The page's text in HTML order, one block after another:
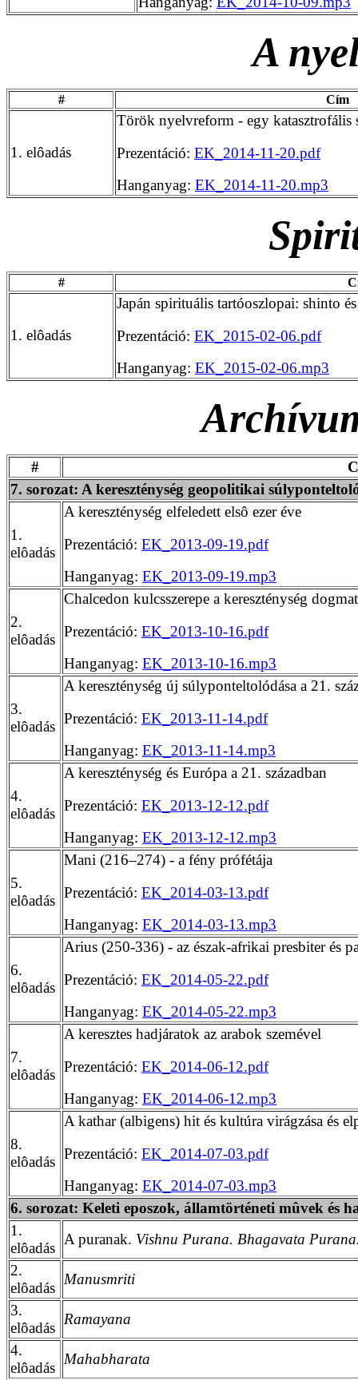
A
# Cím
1. elôadás
Török nyelvreform - egy katasztrofális
Prezentáció: EK_2014-11-20.pdf
Hanganyag: EK_2014-11-20.mp3
#
1. elôadás
Japán spirituális tartóoszlopai: shinto
Prezentáció: EK_2015-02-06.pdf
Hanganyag: EK_2015-02-06.mp3
#
7. sorozat: A kereszténység geopolitikai
1.
elôadás
A kereszténység elfeledett elsô ezer éve
Prezentáció: EK_2013-09-19.pdf
Hanganyag: EK_2013-09-19.mp3
2.
elôadás
Chalcedon kulcsszerepe a kereszténység
Prezentáció: EK_2013-10-16.pdf
Hanganyag: EK_2013-10-16.mp3
3.
elôadás
A kereszténység új súlyponteltolódása a 21.
Prezentáció: EK_2013-11-14.pdf
Hanganyag: EK_2013-11-14.mp3
4.
elôadás
A kereszténység és Európa a 21. században
Prezentáció: EK_2013-12-12.pdf
Hanganyag: EK_2013-12-12.mp3
5.
elôadás
Mani (216–274) - a fény prófétája
Prezentáció: EK_2014-03-13.pdf
Hanganyag: EK_2014-03-13.mp3
6.
elôadás
Arius (250-336) - az észak-afrikai presbiter és
Prezentáció: EK_2014-05-22.pdf
Hanganyag: EK_2014-05-22.mp3
7.
elôadás
A keresztes hadjáratok az arabok szemével
Prezentáció: EK_2014-06-12.pdf
Hanganyag: EK_2014-06-12.mp3
8.
elôadás
A kathar (albigens) hit és kultúra virágzása és
Prezentáció: EK_2014-07-03.pdf
Hanganyag: EK_2014-07-03.mp3
6. sorozat: Keleti eposzok, államtörténeti mûvek és
1.
elôadás
A puranak. Vishnu Purana. Bhagavata
2.
elôadás
Manusmriti
3.
elôadás
Ramayana
4.
elôadás
Mahabharata